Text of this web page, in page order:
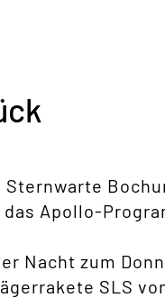
Apollo-
Nacht zum
SLS